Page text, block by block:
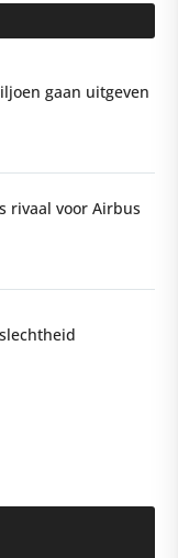
gaan uitgeven
rivaal voor Airbus